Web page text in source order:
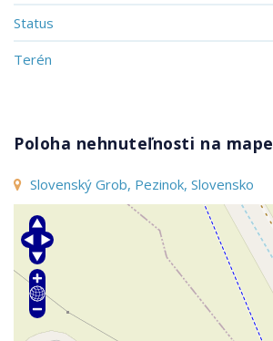
Status
Terén
Poloha nehnuteľnosti na mape
Slovenský Grob, Pezinok, Slovensko